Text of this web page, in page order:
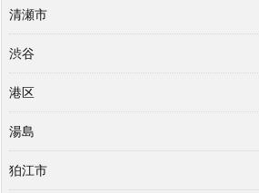
清瀬市
渋谷
港区
湯島
狛江市